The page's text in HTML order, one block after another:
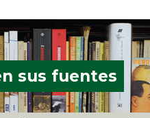
sus fuentes